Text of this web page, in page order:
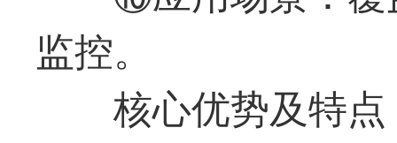
监控。
核心优势及特点